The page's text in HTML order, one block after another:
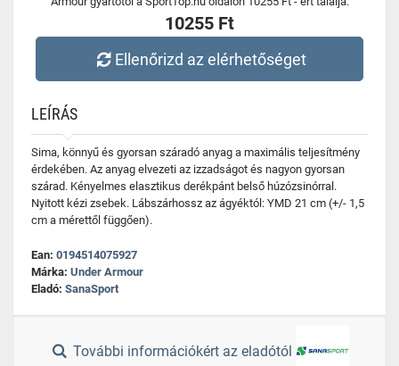
10255 Ft
Ellenőrizd az elérhetőséget
LEÍRÁS
Sima, könnyű és gyorsan száradó anyag a maximális teljesítmény
érdekében. Az anyag elvezeti az izzadságot és nagyon gyorsan
szárad. Kényelmes elasztikus derékpánt belső húzózsinórral.
Nyitott kézi zsebek. Lábszárhossz az ágyéktól: YMD 21 cm (+/- 1,5
cm a mérettől függően).
Ean: 0194514075927
Márka: Under Armour
Eladó: SanaSport
További információkért az eladótól